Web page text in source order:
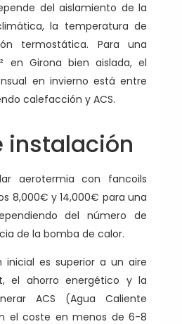
del aislamiento de la
la temperatura de
termostática. Para una
en Girona bien aislada, el
en invierno está entre
calefacción y ACS.
instalación
aerotermia con fancoils
8,000€ y 14,000€ para una
del número de
de la bomba de calor.
inicial es superior a un aire
el ahorro energético y la
ACS (Agua Caliente
el coste en menos de 6-8